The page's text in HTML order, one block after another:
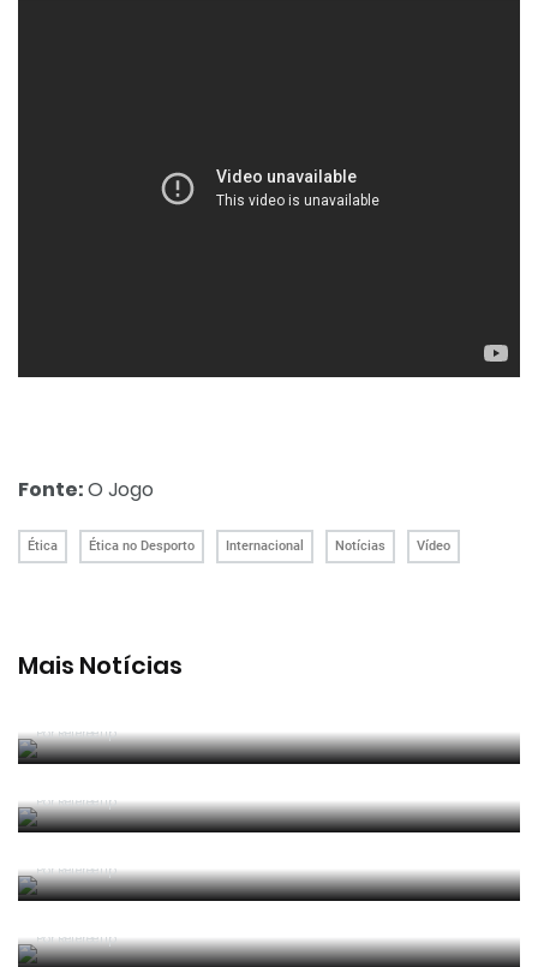
Fonte:O Jogo
Ética Ética no Desporto Internacional Notícias Vídeo
Mais Notícias
Por RefereeTip
João Pinheiro nomeado pela FIFA para o Mundial
Por RefereeTip
APAF espera que câmaras corporais possam
Por RefereeTip
Vídeo: árbitro assistente ensina Calafiori a... fazer
Por RefereeTip